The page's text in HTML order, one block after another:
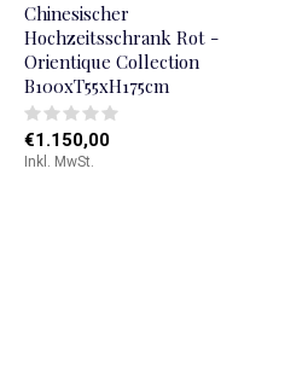
Chinesischer
Hochzeitsschrank Rot -
Orientique Collection
B100xT55xH175cm
€1.150,00
Inkl. MwSt.